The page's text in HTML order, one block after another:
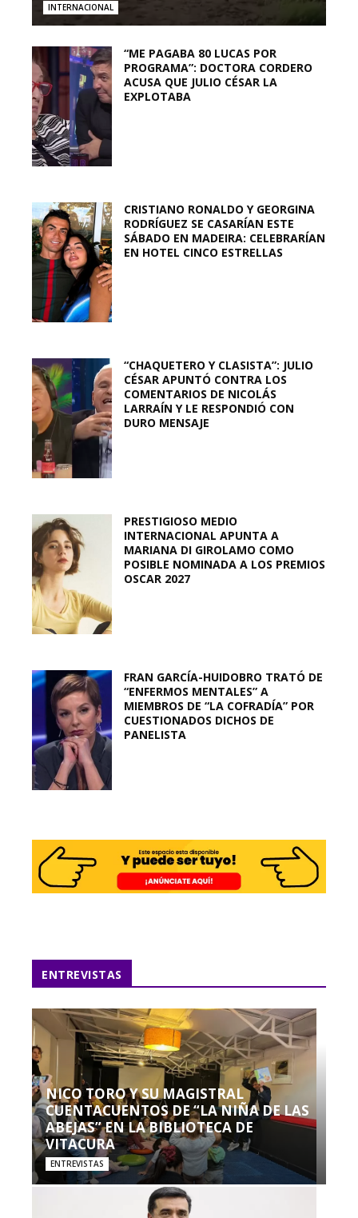
INTERNACIONAL
“ME PAGABA 80 LUCAS POR
PROGRAMA”: DOCTORA CORDERO
ACUSA QUE JULIO CÉSAR LA
EXPLOTABA
CRISTIANO RONALDO Y GEORGINA
RODRÍGUEZ SE CASARÍAN ESTE
SÁBADO EN MADEIRA: CELEBRARÍAN
EN HOTEL CINCO ESTRELLAS
“CHAQUETERO Y CLASISTA”: JULIO
CÉSAR APUNTÓ CONTRA LOS
COMENTARIOS DE NICOLÁS
LARRAÍN Y LE RESPONDIÓ CON
DURO MENSAJE
PRESTIGIOSO MEDIO
INTERNACIONAL APUNTA A
MARIANA DI GIROLAMO COMO
POSIBLE NOMINADA A LOS PREMIOS
OSCAR 2027
FRAN GARCÍA-HUIDOBRO TRATÓ DE
“ENFERMOS MENTALES” A
MIEMBROS DE “LA COFRADÍA” POR
CUESTIONADOS DICHOS DE
PANELISTA
ENTREVISTAS
NICO TORO Y SU MAGISTRAL
CUENTACUENTOS DE “LA NIÑA DE LAS
ABEJAS” EN LA BIBLIOTECA DE
VITACURA
ENTREVISTAS